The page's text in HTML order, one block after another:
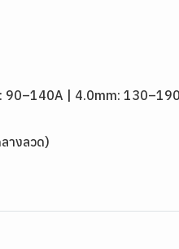
90–140A | 4.0mm:
างลวด)